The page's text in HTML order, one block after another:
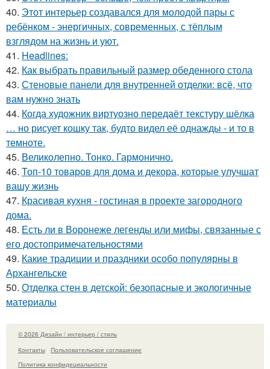
40. Этот интерьер создавался для молодой пары с
ребёнком - энергичных, современных, с тёплым
взглядом на жизнь и уют.
41. Headlines:
42. Как выбрать правильный размер обеденного стола
43. Стеновые панели для внутренней отделки: всё, что
вам нужно знать
44. Когда художник виртуозно передаёт текстуру шёлка
… но рисует кошку так, будто видел её однажды - и то в
темноте.
45. Великолепно. Тонко. Гармонично.
46. Топ-10 товаров для дома и декора, которые улучшат
вашу жизнь
47. Красивая кухня - гостиная в проекте загородного
дома.
48. Есть ли в Воронеже легенды или мифы, связанные с
его достопримечательностями
49. Какие традиции и праздники особо популярны в
Архангельске
50. Отделка стен в детской: безопасные и экологичные
материалы
© 2026 Дизайн / интерьер / стиль
Контакты
Пользовательское соглашение
Политика конфидециальности